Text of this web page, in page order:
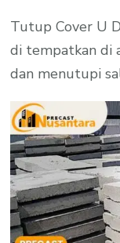
Tutup Cover U
di tempatkan di
dan menutupi